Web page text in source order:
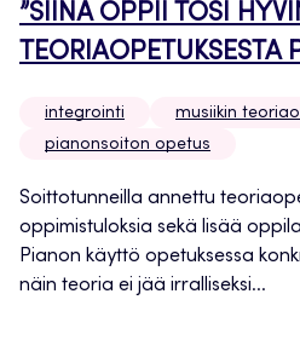
”SIINÄ OPPII TOSI
TEORIAOPETUKSESTA
integrointi
musiikin
pianonsoiton opetus
Soittotunneilla annettu
oppimistuloksia sekä lisää
Pianon käyttö opetuksessa
näin teoria ei jää irralliseksi...